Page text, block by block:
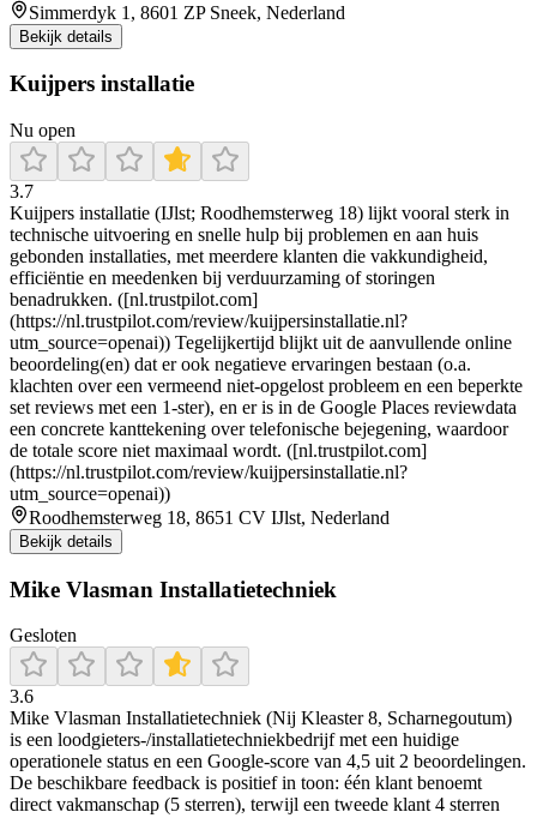
Simmerdyk 1, 8601 ZP Sneek, Nederland
Bekijk details
Kuijpers installatie
Nu open
3.7
Kuijpers installatie (IJlst; Roodhemsterweg 18) lijkt vooral sterk in
technische uitvoering en snelle hulp bij problemen en aan huis
gebonden installaties, met meerdere klanten die vakkundigheid,
efficiëntie en meedenken bij verduurzaming of storingen
benadrukken. ([nl.trustpilot.com]
(https://nl.trustpilot.com/review/kuijpersinstallatie.nl?
utm_source=openai)) Tegelijkertijd blijkt uit de aanvullende online
beoordeling(en) dat er ook negatieve ervaringen bestaan (o.a.
klachten over een vermeend niet-opgelost probleem en een beperkte
set reviews met een 1-ster), en er is in de Google Places reviewdata
een concrete kanttekening over telefonische bejegening, waardoor
de totale score niet maximaal wordt. ([nl.trustpilot.com]
(https://nl.trustpilot.com/review/kuijpersinstallatie.nl?
utm_source=openai))
Roodhemsterweg 18, 8651 CV IJlst, Nederland
Bekijk details
Mike Vlasman Installatietechniek
Gesloten
3.6
Mike Vlasman Installatietechniek (Nij Kleaster 8, Scharnegoutum)
is een loodgieters-/installatietechniekbedrijf met een huidige
operationele status en een Google-score van 4,5 uit 2 beoordelingen.
De beschikbare feedback is positief in toon: één klant benoemt
direct vakmanschap (5 sterren), terwijl een tweede klant 4 sterren